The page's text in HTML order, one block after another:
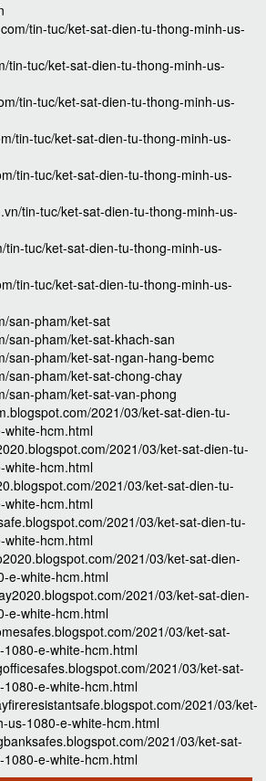
tin-tuc/ket-sat-dien-tu-thong-minh-us-
tin-tuc/ket-sat-dien-tu-thong-minh-us-
tin-tuc/ket-sat-dien-tu-thong-minh-us-
tin-tuc/ket-sat-dien-tu-thong-minh-us-
tin-tuc/ket-sat-dien-tu-thong-minh-us-
tin-tuc/ket-sat-dien-tu-thong-minh-us-
tin-tuc/ket-sat-dien-tu-thong-minh-us-
tin-tuc/ket-sat-dien-tu-thong-minh-us-
san-pham/ket-sat
san-pham/ket-sat-khach-san
san-pham/ket-sat-ngan-hang-bemc
san-pham/ket-sat-chong-chay
san-pham/ket-sat-van-phong
2021/03/ket-sat-dien-tu-
hcm.html
2021/03/ket-sat-dien-tu-
hcm.html
2021/03/ket-sat-dien-tu-
hcm.html
2021/03/ket-sat-dien-tu-
hcm.html
2021/03/ket-sat-dien-
e-white-hcm.html
2021/03/ket-sat-dien-
e-white-hcm.html
2021/03/ket-sat-
e-white-hcm.html
2021/03/ket-sat-
e-white-hcm.html
2021/03/ket-
us-1080-e-white-hcm.html
2021/03/ket-sat-
e-white-hcm.html